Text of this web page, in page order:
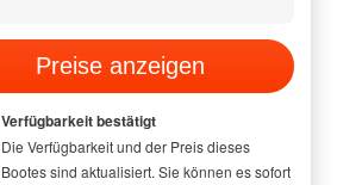
Preise anzeigen
Verfügbarkeit bestätigt
Die Verfügbarkeit und der Preis dieses
Bootes sind aktualisiert. Sie können es sofort